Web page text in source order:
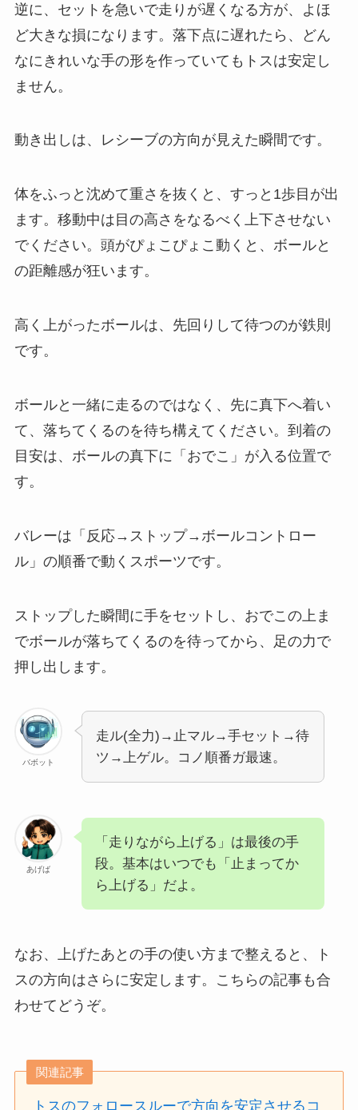
逆に、セットを急いで走りが遅くなる方が、よほ
ど大きな損になります。落下点に遅れたら、どん
なにきれいな手の形を作っていてもトスは安定し
ません。
動き出しは、レシーブの方向が見えた瞬間です。
体をふっと沈めて重さを抜くと、すっと1歩目が出
ます。移動中は目の高さをなるべく上下させない
でください。頭がぴょこぴょこ動くと、ボールと
の距離感が狂います。
高く上がったボールは、先回りして待つのが鉄則
です。
ボールと一緒に走るのではなく、先に真下へ着い
て、落ちてくるのを待ち構えてください。到着の
目安は、ボールの真下に「おでこ」が入る位置で
す。
バレーは「反応→ストップ→ボールコントロー
ル」の順番で動くスポーツです。
ストップした瞬間に手をセットし、おでこの上ま
でボールが落ちてくるのを待ってから、足の力で
押し出します。
バボット
走ル(全力)→止マル→手セット→待
ツ→上ゲル。コノ順番ガ最速。
あげば
「走りながら上げる」は最後の手
段。基本はいつでも「止まってか
ら上げる」だよ。
なお、上げたあとの手の使い方まで整えると、ト
スの方向はさらに安定します。こちらの記事も合
わせてどうぞ。
関連記事
トスのフォロースルーで方向を安定させるコ